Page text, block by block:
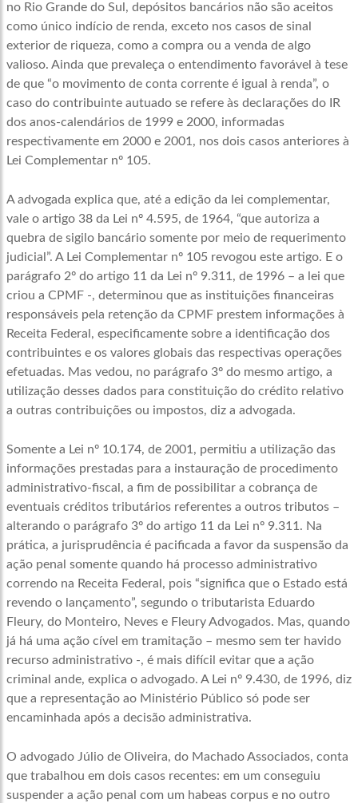
no Rio Grande do Sul, depósitos bancários não são aceitos
como único indício de renda, exceto nos casos de sinal
exterior de riqueza, como a compra ou a venda de algo
valioso. Ainda que prevaleça o entendimento favorável à tese
de que “o movimento de conta corrente é igual à renda”, o
caso do contribuinte autuado se refere às declarações do IR
dos anos-calendários de 1999 e 2000, informadas
respectivamente em 2000 e 2001, nos dois casos anteriores à
Lei Complementar nº 105.
A advogada explica que, até a edição da lei complementar,
vale o artigo 38 da Lei nº 4.595, de 1964, “que autoriza a
quebra de sigilo bancário somente por meio de requerimento
judicial”. A Lei Complementar nº 105 revogou este artigo. E o
parágrafo 2º do artigo 11 da Lei nº 9.311, de 1996 – a lei que
criou a CPMF -, determinou que as instituições financeiras
responsáveis pela retenção da CPMF prestem informações à
Receita Federal, especificamente sobre a identificação dos
contribuintes e os valores globais das respectivas operações
efetuadas. Mas vedou, no parágrafo 3º do mesmo artigo, a
utilização desses dados para constituição do crédito relativo
a outras contribuições ou impostos, diz a advogada.
Somente a Lei nº 10.174, de 2001, permitiu a utilização das
informações prestadas para a instauração de procedimento
administrativo-fiscal, a fim de possibilitar a cobrança de
eventuais créditos tributários referentes a outros tributos –
alterando o parágrafo 3º do artigo 11 da Lei nº 9.311. Na
prática, a jurisprudência é pacificada a favor da suspensão da
ação penal somente quando há processo administrativo
correndo na Receita Federal, pois “significa que o Estado está
revendo o lançamento”, segundo o tributarista Eduardo
Fleury, do Monteiro, Neves e Fleury Advogados. Mas, quando
já há uma ação cível em tramitação – mesmo sem ter havido
recurso administrativo -, é mais difícil evitar que a ação
criminal ande, explica o advogado. A Lei nº 9.430, de 1996, diz
que a representação ao Ministério Público só pode ser
encaminhada após a decisão administrativa.
O advogado Júlio de Oliveira, do Machado Associados, conta
que trabalhou em dois casos recentes: em um conseguiu
suspender a ação penal com um habeas corpus e no outro